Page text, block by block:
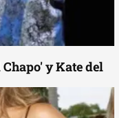
y Kate del